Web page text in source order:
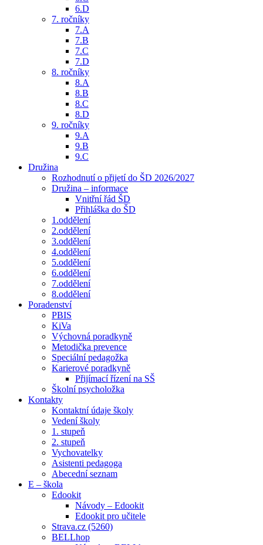
6.D
7. ročníky
7.A
7.B
7.C
7.D
8. ročníky
8.A
8.B
8.C
8.D
9. ročníky
9.A
9.B
9.C
Družina
Rozhodnutí o přijetí do ŠD 2026/2027
Družina – informace
Vnitřní řád ŠD
Přihláška do ŠD
1.oddělení
2.oddělení
3.oddělení
4.oddělení
5.oddělení
6.oddělení
7.oddělení
8.oddělení
Poradenství
PBIS
KiVa
Výchovná poradkyně
Metodička prevence
Speciální pedagožka
Karierové poradkyně
Přijímací řízení na SŠ
Školní psycholožka
Kontakty
Kontaktní údaje školy
Vedení školy
1. stupeň
2. stupeň
Vychovatelky
Asistenti pedagoga
Abecední seznam
E – škola
Edookit
Návody – Edookit
Edookit pro učitele
Strava.cz (5260)
BELLhop